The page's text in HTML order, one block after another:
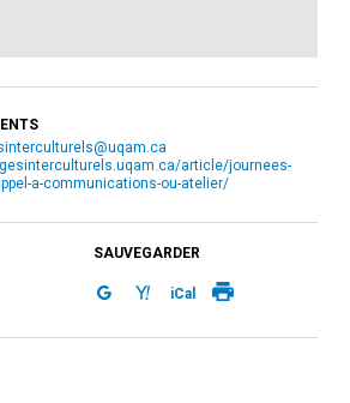
article/journees-
a-communications-ou-atelier/
SAUVEGARDER
iCal